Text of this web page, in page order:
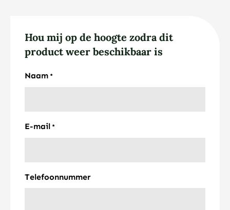
Hou mij op de hoogte zodra dit
product weer beschikbaar is
Naam *
E-mail *
Telefoonnummer